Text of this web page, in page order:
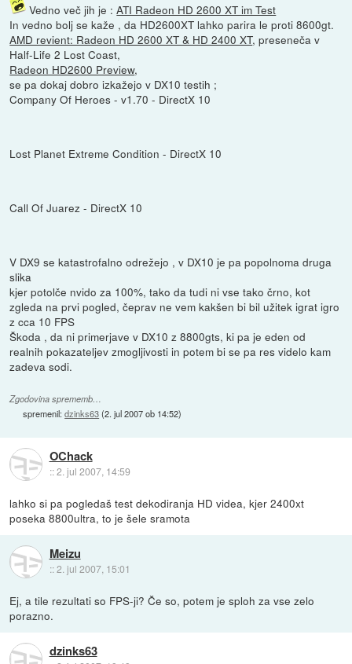
Vedno več jih je :ATI Radeon HD 2600 XT im Test
In vedno bolj se kaže , da HD2600XT lahko parira le proti 8600gt.
AMD revient: Radeon HD 2600 XT & HD 2400 XT, preseneča v
Half-Life 2 Lost Coast,
Radeon HD2600 Preview,
se pa dokaj dobro izkažejo v DX10 testih ;
Company Of Heroes - v1.70 - DirectX 10
Lost Planet Extreme Condition - DirectX 10
Call Of Juarez - DirectX 10
V DX9 se katastrofalno odrežejo , v DX10 je pa popolnoma druga
slika
kjer potolče nvido za 100%, tako da tudi ni vse tako črno, kot
zgleda na prvi pogled, čeprav ne vem kakšen bi bil užitek igrat igro
z cca 10 FPS
Škoda , da ni primerjave v DX10 z 8800gts, ki pa je eden od
realnih pokazateljev zmogljivosti in potem bi se pa res videlo kam
zadeva sodi.
Zgodovina sprememb…
spremenil:dzinks63(2. jul 2007 ob 14:52)
OChack
::2. jul 2007, 14:59
lahko si pa pogledaš test dekodiranja HD videa, kjer 2400xt
poseka 8800ultra, to je šele sramota
Meizu
::2. jul 2007, 15:01
Ej, a tile rezultati so FPS-ji? Če so, potem je sploh za vse zelo
porazno.
dzinks63